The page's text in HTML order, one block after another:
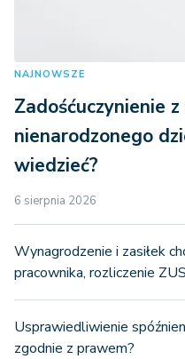
NAJNOWSZE
Zadośćuczynienie
nienarodzonego
wiedzieć?
6 sierpnia 2026
Wynagrodzenie i zasiłek
pracownika, rozliczenie
Usprawiedliwienie
zgodnie z prawem?